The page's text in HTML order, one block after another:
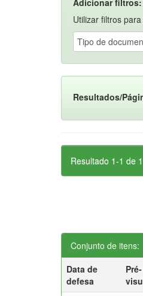
Adicionar filtros:
Utilizar filtros
Resultados/
Resultado 1-1 de
Conjunto de itens:
Data de
defesa
Pré-